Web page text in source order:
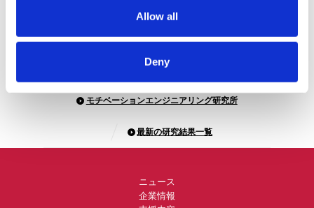
Allow all
Deny
モチベーションエンジニアリング研究所
最新の研究結果一覧
ニュース
企業情報